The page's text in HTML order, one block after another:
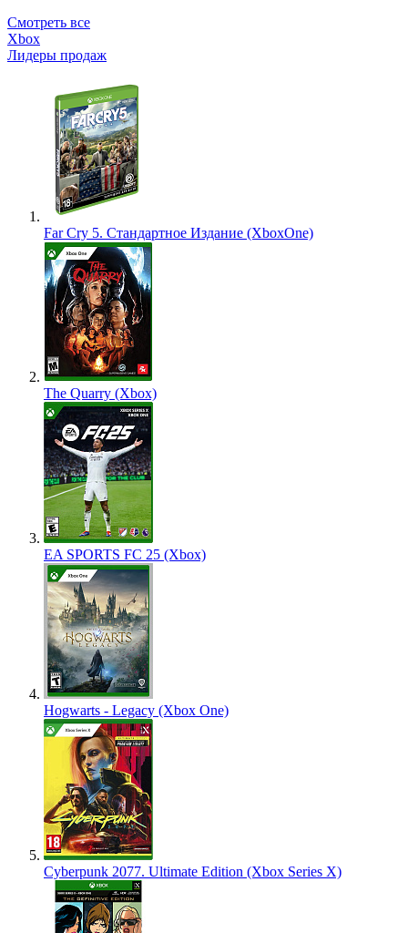
Смотреть все
Xbox
Лидеры продаж
Far Cry 5. Стандартное Издание (XboxOne)
The Quarry (Xbox)
EA SPORTS FC 25 (Xbox)
Hogwarts - Legacy (Xbox One)
Cyberpunk 2077. Ultimate Edition (Xbox Series X)